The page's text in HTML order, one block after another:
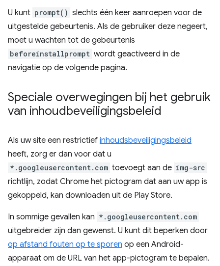
U kunt prompt() slechts één keer aanroepen voor de
uitgestelde gebeurtenis. Als de gebruiker deze negeert,
moet u wachten tot de gebeurtenis
beforeinstallprompt wordt geactiveerd in de
navigatie op de volgende pagina.
Speciale overwegingen bij het gebruik
van inhoudbeveiligingsbeleid
Als uw site een restrictief inhoudsbeveiligingsbeleid
heeft, zorg er dan voor dat u
*.googleusercontent.com toevoegt aan de img-src
richtlijn, zodat Chrome het pictogram dat aan uw app is
gekoppeld, kan downloaden uit de Play Store.
In sommige gevallen kan *.googleusercontent.com
uitgebreider zijn dan gewenst. U kunt dit beperken door
op afstand fouten op te sporen op een Android-
apparaat om de URL van het app-pictogram te bepalen.